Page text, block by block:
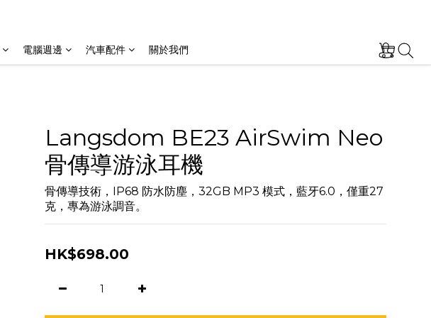
電腦週邊 汽車配件 關於我們
Langsdom BE23 AirSwim Neo
骨傳導游泳耳機
骨傳導技術，IP68 防水防塵，32GB MP3 模式，藍牙6.0，僅重27
克，專為游泳調音。
HK$698.00